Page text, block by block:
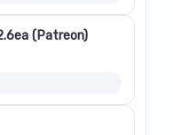
(Patreon)